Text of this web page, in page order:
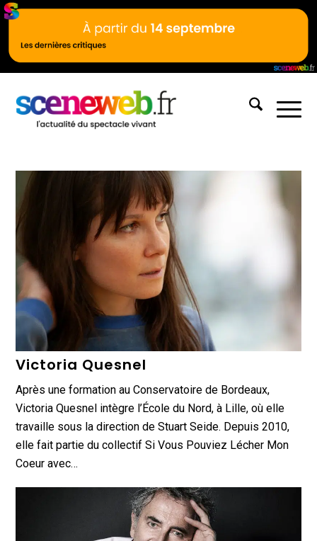
Victoria Quesnel
Après une formation au Conservatoire de Bordeaux,
Victoria Quesnel intègre l’École du Nord, à Lille, où elle
travaille sous la direction de Stuart Seide. Depuis 2010,
elle fait partie du collectif Si Vous Pouviez Lécher Mon
Coeur avec…